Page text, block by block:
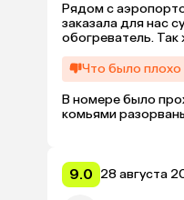
Рядом с
заказала для нас
обогреватель.
Что было плохо
В номере было
комьями
9.0 28 августа